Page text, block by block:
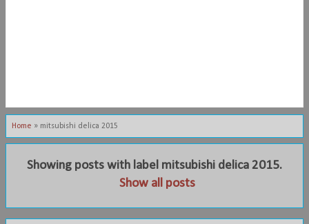
Home » mitsubishi delica 2015
Showing posts with label mitsubishi delica 2015.
Show all posts